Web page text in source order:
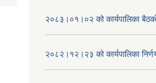
२०८३।०१।०२ को कार्यपालिका
२०८२।१२।२३ को कार्यपालिका